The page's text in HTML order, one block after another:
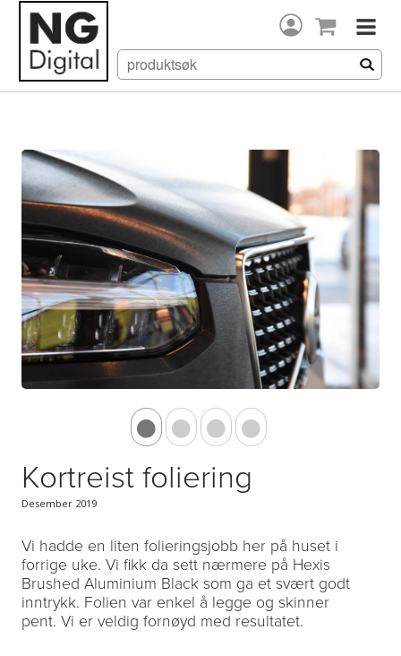
Kortreist foliering
Desember 2019
Vi hadde en liten folieringsjobb her på huset i
forrige uke. Vi fikk da sett nærmere på Hexis
Brushed Aluminium Black som ga et svært godt
inntrykk. Folien var enkel å legge og skinner
pent. Vi er veldig fornøyd med resultatet.